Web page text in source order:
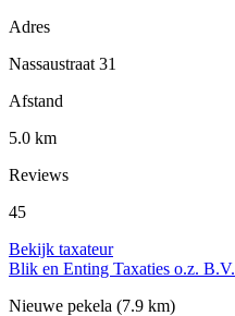
Adres
Nassaustraat 31
Afstand
5.0 km
Reviews
45
Bekijk taxateur
Blik en Enting Taxaties o.z. B.V.
Nieuwe pekela (7.9 km)